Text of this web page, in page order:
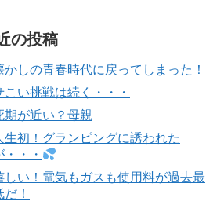
の投稿
かしの青春時代に戻ってしまった！
こい挑戦は続く・・・
期が近い？母親
生初！グランピングに誘われた
・・・
しい！電気もガスも使用料が過去最
だ！